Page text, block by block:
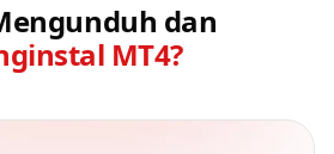
dan
MT4?